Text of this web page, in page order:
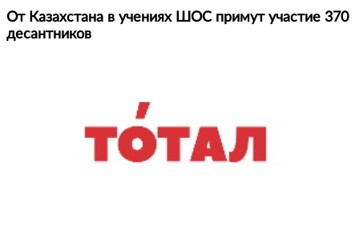
От Казахстана в учениях ШОС примут участие 370
десантников